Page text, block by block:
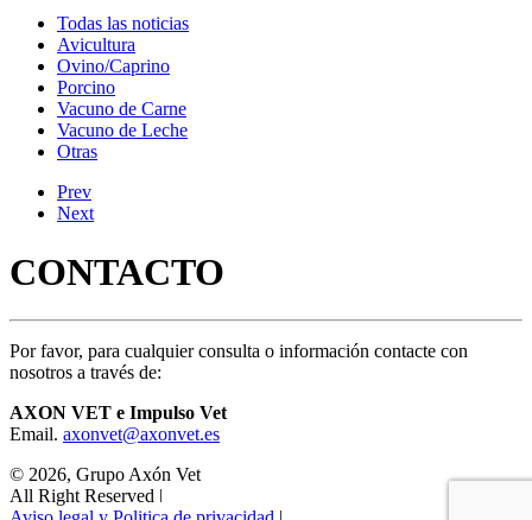
Todas las noticias
Avicultura
Ovino/Caprino
Porcino
Vacuno de Carne
Vacuno de Leche
Otras
Prev
Next
CONTACTO
Por favor, para cualquier consulta o información contacte con
nosotros a través de:
AXON VET e Impulso Vet
Email. axonvet@axonvet.es
© 2026, Grupo Axón Vet
All Right Reserved ǀ